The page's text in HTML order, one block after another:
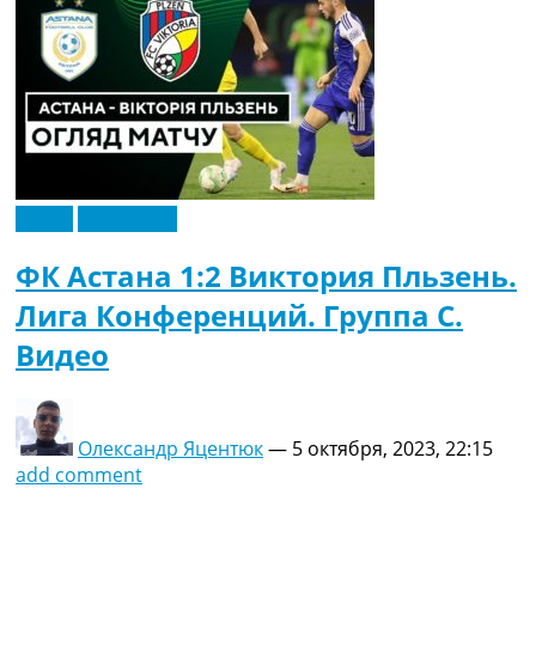
ФК Астана 1:2 Виктория Пльзень.
Лига Конференций. Группа C.
Видео
Олександр Яцентюк— 5 октября, 2023, 22:15
add comment